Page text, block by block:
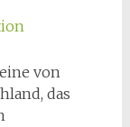
von
das